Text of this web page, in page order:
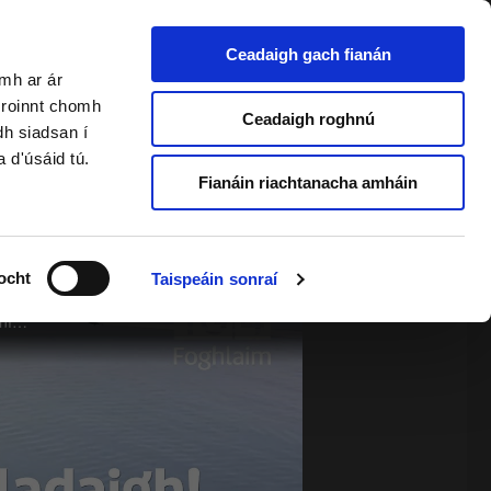
ar ár
chomh
siadsan í
d'úsáid tú.
Taispeáin sonraí
Ceadaigh gach fianán
Ceadaigh roghnú
Fianáin riachtanacha amháin
Foghlaimeoirí Fásta
Nach álainn an chuma atá ar na sconaí beaga Madeira atá ar díol ag Barista na Gaeilge. SCONAÍ BEAGA --- Míníonn Barista an riail uatha - uatha, iolra - iolra, ag baint úsáide as na SCONAÍ BEAGA atá ar díol aige.